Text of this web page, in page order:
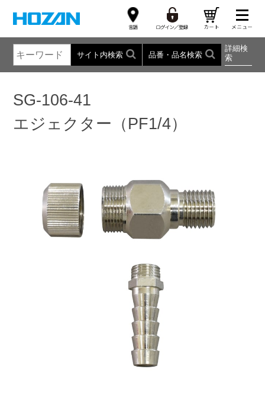
サイト内検索 品番・品名検索
詳細検
索
SG-106-41
エジェクター（PF1/4）